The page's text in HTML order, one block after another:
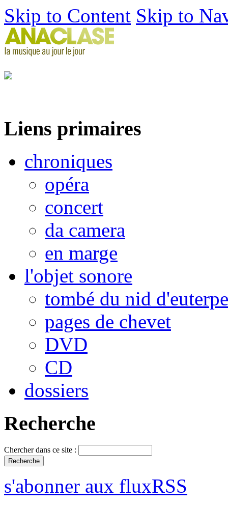
Skip to Content Skip to
Liens primaires
chroniques
opéra
concert
da camera
en marge
l'objet sonore
tombé du nid d'euterpe
pages de chevet
DVD
CD
dossiers
Recherche
Chercher dans ce site :
s'abonner aux fluxRSS